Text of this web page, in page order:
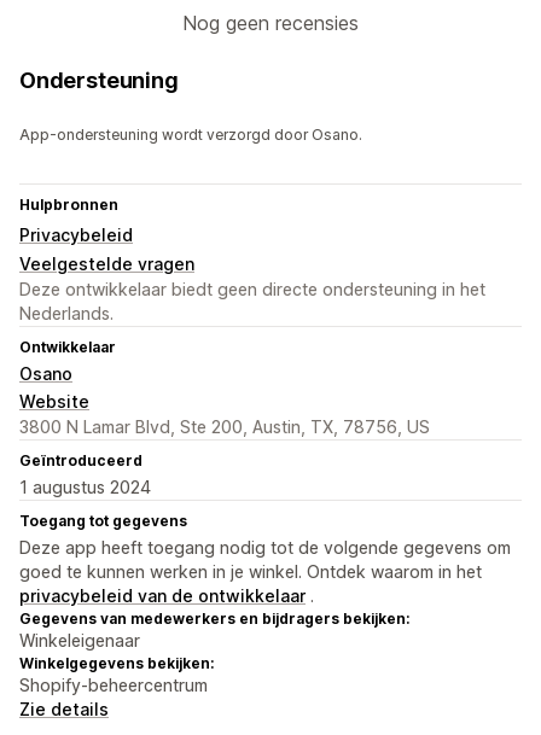
Nog geen recensies
Ondersteuning
App-ondersteuning wordt verzorgd door Osano.
Hulpbronnen
Privacybeleid
Veelgestelde vragen
Deze ontwikkelaar biedt geen directe ondersteuning in het
Nederlands.
Ontwikkelaar
Osano
Website
3800 N Lamar Blvd, Ste 200, Austin, TX, 78756, US
Geïntroduceerd
1 augustus 2024
Toegang tot gegevens
Deze app heeft toegang nodig tot de volgende gegevens om
goed te kunnen werken in je winkel. Ontdek waarom in het
privacybeleid van de ontwikkelaar .
Gegevens van medewerkers en bijdragers bekijken:
Winkeleigenaar
Winkelgegevens bekijken:
Shopify-beheercentrum
Zie details